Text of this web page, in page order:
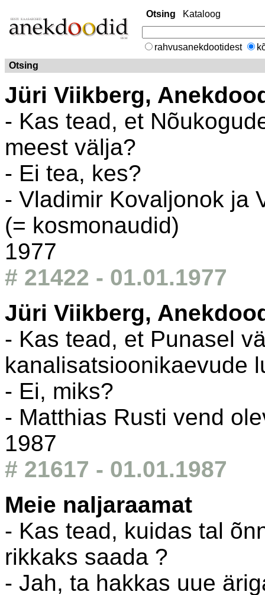
Otsing Kataloog
rahvusanekdootidest
Otsing
Jüri Viikberg,
- Kas tead, et
meest välja?
- Ei tea, kes?
- Vladimir Kovaljonok ja
(= kosmonaudid)
1977
# 21422 - 01.01.1977
Jüri Viikberg,
- Kas tead, et Punasel
kanalisatsioonikaevude
- Ei, miks?
- Matthias Rusti vend
1987
# 21617 - 01.01.1987
Meie naljaraamat
- Kas tead, kuidas tal
rikkaks saada ?
- Jah, ta hakkas uue